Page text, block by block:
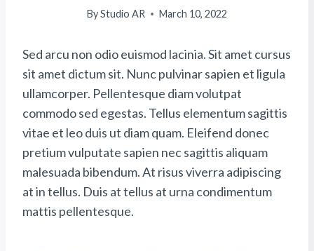
ByStudio AR March 10, 2022
Sed arcu non odio euismod lacinia. Sit amet cursus
sit amet dictum sit. Nunc pulvinar sapien et ligula
ullamcorper. Pellentesque diam volutpat
commodo sed egestas. Tellus elementum sagittis
vitae et leo duis ut diam quam. Eleifend donec
pretium vulputate sapien nec sagittis aliquam
malesuada bibendum. At risus viverra adipiscing
at in tellus. Duis at tellus at urna condimentum
mattis pellentesque.